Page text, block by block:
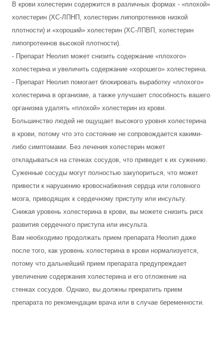
В крови холестерин содержится в различных формах - «плохой»
холестерин (ХС-ЛПНП, холестерин липопротеинов низкой
плотности) и «хороший» холестерин (ХС-ЛПВП, холестерин
липопротеинов высокой плотности).
- Препарат Неолип может снизить содержание «плохого»
холестерина и увеличить содержание «хорошего» холестерина.
- Препарат Неолип помогает блокировать выработку «плохого»
холестерина в организме, а также улучшает способность вашего
организма удалять «плохой» холестерин из крови.
Большинство людей не ощущает высокого уровня холестерина
в крови, потому что это состояние не сопровождается какими-
либо симптомами. Без лечения холестерин может
откладываться на стенках сосудов, что приведет к их сужению.
Суженные сосуды могут полностью закупориться, что может
привести к нарушению кровоснабжения сердца или головного
мозга, приводящих к сердечному приступу или инсульту.
Снижая уровень холестерина в крови, вы можете снизить риск
развития сердечного приступа или инсульта.
Вам необходимо продолжать прием препарата Неолип даже
после того, как уровень холестерина в крови нормализуется,
потому что дальнейший прием препарата предупреждает
увеличение содержания холестерина и его отложение на
стенках сосудов. Однако, вы должны прекратить прием
препарата по рекомендации врача или в случае беременности.